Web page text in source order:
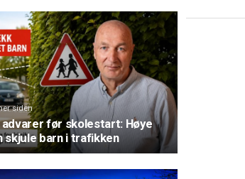
siden
før skolestart: Høye
skjule barn i trafikken